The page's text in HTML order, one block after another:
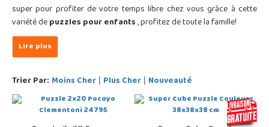
super pour profiter de votre temps libre chez vous grâce à cette
variété depuzzles pour enfants, profitez de toute la famille!
Trier Par: Moins Cher | Plus Cher | Nouveauté